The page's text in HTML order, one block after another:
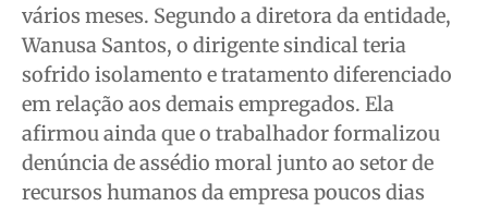
vários meses. Segundo a diretora da entidade,
Wanusa Santos, o dirigente sindical teria
sofrido isolamento e tratamento diferenciado
em relação aos demais empregados. Ela
afirmou ainda que o trabalhador formalizou
denúncia de assédio moral junto ao setor de
recursos humanos da empresa poucos dias